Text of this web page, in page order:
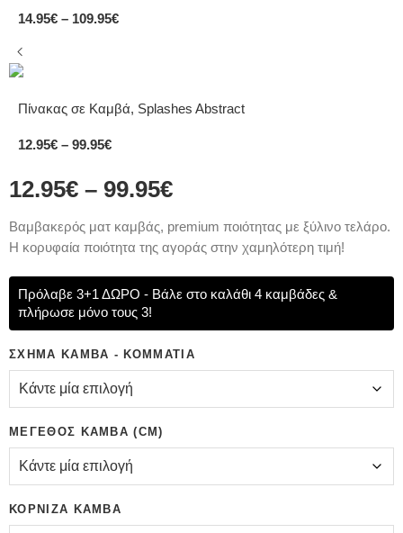
14.95€ – 109.95€
Πίνακας σε Καμβά, Splashes Abstract
12.95€ – 99.95€
12.95€ – 99.95€
Bαμβακερός ματ καμβάς, premium ποιότητας με ξύλινο τελάρο.
Η κορυφαία ποιότητα της αγοράς στην χαμηλότερη τιμή!
Πρόλαβε 3+1 ΔΩΡΟ - Βάλε στο καλάθι 4 καμβάδες &
πλήρωσε μόνο τους 3!
ΣΧΉΜΑ ΚΑΜΒΆ - ΚΟΜΜΆΤΙΑ
ΜΈΓΕΘΟΣ ΚΑΜΒΆ (CM)
ΚΟΡΝΊΖΑ ΚΑΜΒΆ